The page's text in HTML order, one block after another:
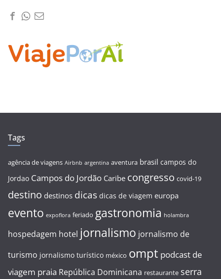
Tags
agência de viagens Airbnb argentina aventura brasil campos do
Jordao Campos do Jordão Caribe congresso covid-19
destino destinos dicas dicas de viagem europa
evento expoflora feriado gastronomia holambra
hospedagem hotel jornalismo jornalismo de
turismo jornalismo turístico méxico ompt podcast de
viagem praia República Dominicana restaurante serra